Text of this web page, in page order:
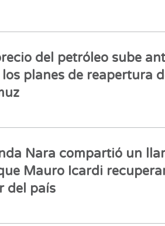
del petróleo sube
planes de reapertura
Nara compartió un
Mauro Icardi
del país